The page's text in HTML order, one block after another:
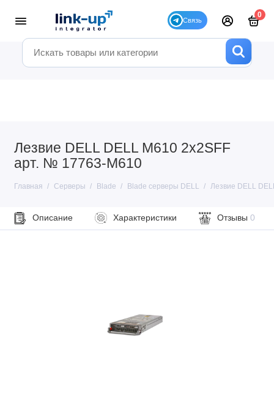
0
Лезвие DELL DELL M610 2x2SFF
арт. № 17763-M610
Главная Серверы Blade Blade серверы DELL Лезвие DELL
Описание Характеристики Отзывы 0